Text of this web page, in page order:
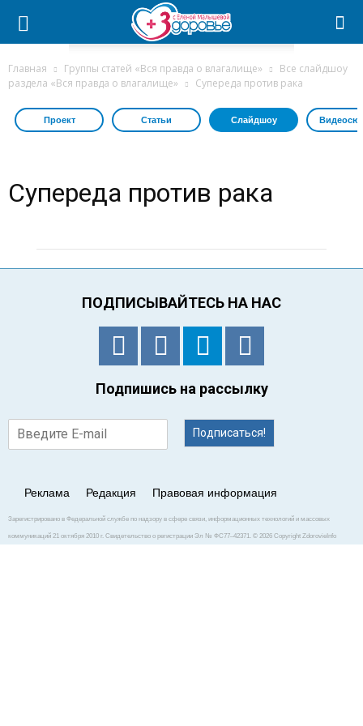
Главная Группы статей «Вся правда о влагалище»
Все слайдшоу
раздела «Вся правда о влагалище»
Супереда против рака
Проект Статьи Слайдшоу
Супереда против рака
ПОДПИСЫВАЙТЕСЬ НА НАС
Подпишись на рассылку
Подписаться!
Реклама Редакция Правовая информация
Зарегистрировано в Федеральной службе по надзору в сфере связи, информационных технологий и массовых
коммуникаций 21 октября 2010 г. Свидетельство о регистрации Эл № ФС77–42371. © 2026 Copyright ZdorovieInfo